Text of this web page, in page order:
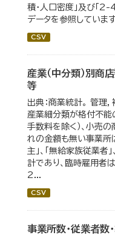
積・人口密度」及び「2-
データを参照しています
CSV
産業（中分類）別商
等
出典：商業統計。 管理
産業細分類が格付不能
手数料を除く）、小売
れの金額も無い事業所
主」、「無給家族従業者
計であり、臨時雇用者
2...
CSV
事業所数・従業者数